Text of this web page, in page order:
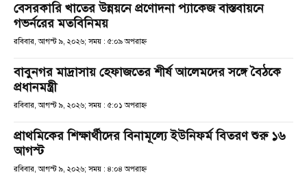
বেসরকারি খাতের উন্নয়নে প্রণোদনা প্যাকেজ বাস্তবায়নে
গভর্নরের মতবিনিময়
রবিবার, আগস্ট ৯, ২০২৬; সময় : ৫:০৯ অপরাহ্ণ
বাবুনগর মাদ্রাসায় হেফাজতের শীর্ষ আলেমদের সঙ্গে বৈঠকে
প্রধানমন্ত্রী
রবিবার, আগস্ট ৯, ২০২৬; সময় : ৫:০১ অপরাহ্ণ
প্রাথমিকের শিক্ষার্থীদের বিনামূল্যে ইউনিফর্ম বিতরণ শুরু ১৬
আগস্ট
রবিবার, আগস্ট ৯, ২০২৬; সময় : ৪:০৪ অপরাহ্ণ